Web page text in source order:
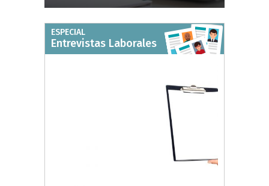
ESPECIAL
Entrevistas Laborales